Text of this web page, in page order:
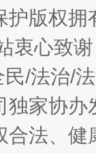
魏明亮
护版权
衷心致
/法治/
独家协
合法、